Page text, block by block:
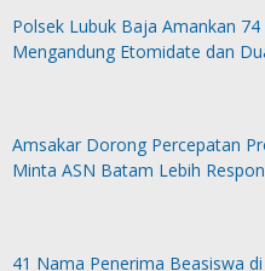
Polsek Lubuk Baja Amankan 74
Mengandung Etomidate dan
Amsakar Dorong Percepatan
Minta ASN Batam Lebih
41 Nama Penerima Beasiswa